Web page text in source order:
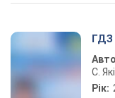
ГДЗ
С.
Рік: